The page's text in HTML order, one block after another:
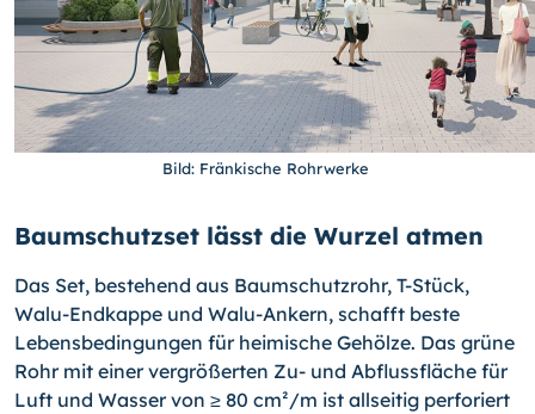
Bild: Fränkische Rohrwerke
Baumschutzset lässt die Wurzel atmen
Das Set, bestehend aus Baumschutzrohr, T-Stück,
Walu-Endkappe und Walu-Ankern, schafft beste
Lebensbedingungen für heimische Gehölze. Das grüne
Rohr mit einer vergrößerten Zu- und Abflussfläche für
Luft und Wasser von ≥ 80 cm²/m ist allseitig perforiert